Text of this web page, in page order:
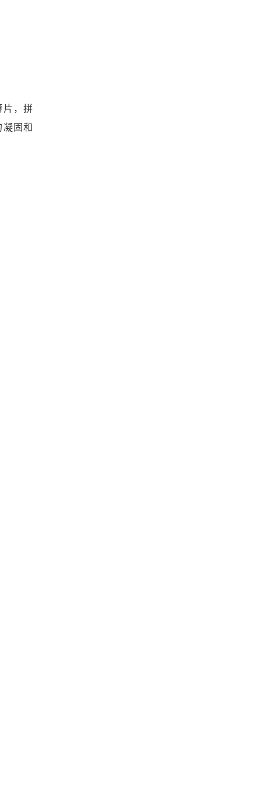
片，拼
固和